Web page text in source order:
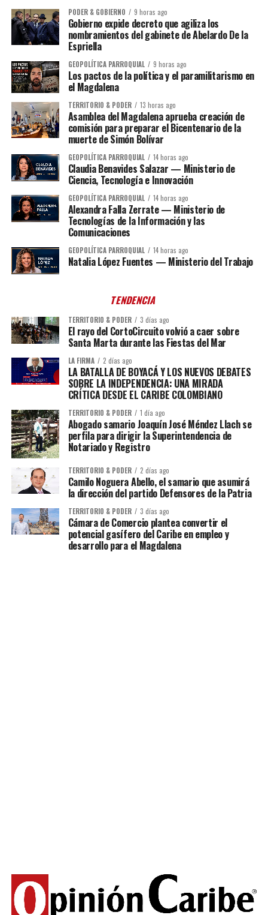
PODER & GOBIERNO 9 horas ago
Gobierno expide decreto que agiliza los
nombramientos del gabinete de Abelardo De la
Espriella
GEOPOLÍTICA PARROQUIAL 9 horas ago
Los pactos de la política y el paramilitarismo en
el Magdalena
TERRITORIO & PODER 13 horas ago
Asamblea del Magdalena aprueba creación de
comisión para preparar el Bicentenario de la
muerte de Simón Bolívar
GEOPOLÍTICA PARROQUIAL 14 horas ago
Claudia Benavides Salazar — Ministerio de
Ciencia, Tecnología e Innovación
GEOPOLÍTICA PARROQUIAL 14 horas ago
Alexandra Falla Zerrate — Ministerio de
Tecnologías de la Información y las
Comunicaciones
GEOPOLÍTICA PARROQUIAL 14 horas ago
Natalia López Fuentes — Ministerio del Trabajo
TENDENCIA
TERRITORIO & PODER 3 días ago
El rayo del CortoCircuito volvió a caer sobre
Santa Marta durante las Fiestas del Mar
LA FIRMA 2 días ago
LA BATALLA DE BOYACÁ Y LOS NUEVOS DEBATES
SOBRE LA INDEPENDENCIA: UNA MIRADA
CRÍTICA DESDE EL CARIBE COLOMBIANO
TERRITORIO & PODER 1 día ago
Abogado samario Joaquín José Méndez Llach se
perfila para dirigir la Superintendencia de
Notariado y Registro
TERRITORIO & PODER 2 días ago
Camilo Noguera Abello, el samario que asumirá
la dirección del partido Defensores de la Patria
TERRITORIO & PODER 3 días ago
Cámara de Comercio plantea convertir el
potencial gasífero del Caribe en empleo y
desarrollo para el Magdalena